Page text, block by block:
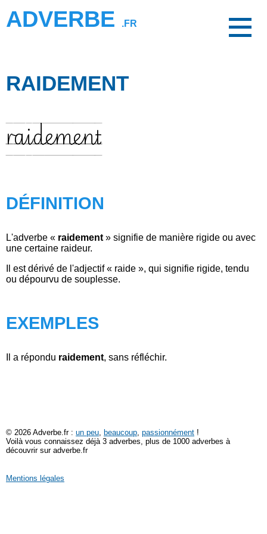
ADVERBE .FR
RAIDEMENT
raidement
DÉFINITION
L'adverbe « raidement » signifie de manière rigide ou avec
une certaine raideur.
Il est dérivé de l'adjectif « raide », qui signifie rigide, tendu
ou dépourvu de souplesse.
EXEMPLES
Il a répondu raidement, sans réfléchir.
© 2026 Adverbe.fr : un peu beaucoup passionnément !
Voilà vous connaissez déjà 3 adverbes, plus de 1000 adverbes à
découvrir sur adverbe.fr
Mentions légales